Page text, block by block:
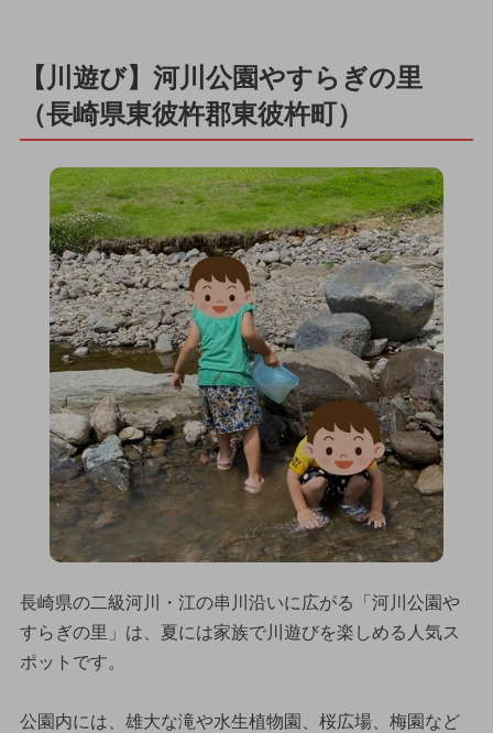
【川遊び】河川公園やすらぎの里
（長崎県東彼杵郡東彼杵町）
長崎県の二級河川・江の串川沿いに広がる「河川公園や
すらぎの里」は、夏には家族で川遊びを楽しめる人気ス
ポットです。
公園内には、雄大な滝や水生植物園、桜広場、梅園など